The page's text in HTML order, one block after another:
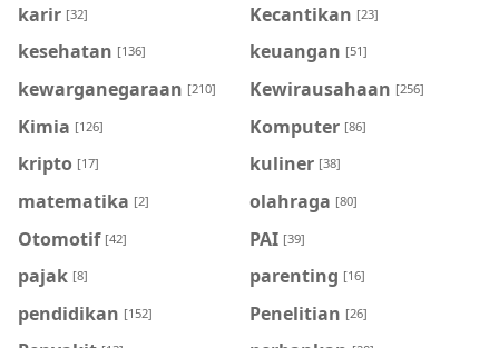
karir [32] Kecantikan [23]
kesehatan [136] keuangan [51]
kewarganegaraan [210] Kewirausahaan [256]
Kimia [126] Komputer [86]
kripto [17] kuliner [38]
matematika [2] olahraga [80]
Otomotif [42] PAI [39]
pajak [8] parenting [16]
pendidikan [152] Penelitian [26]